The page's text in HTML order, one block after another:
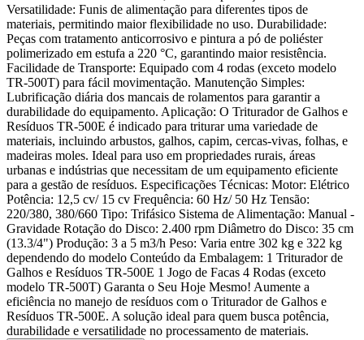
Versatilidade: Funis de alimentação para diferentes tipos de
materiais, permitindo maior flexibilidade no uso. Durabilidade:
Peças com tratamento anticorrosivo e pintura a pó de poliéster
polimerizado em estufa a 220 °C, garantindo maior resistência.
Facilidade de Transporte: Equipado com 4 rodas (exceto modelo
TR-500T) para fácil movimentação. Manutenção Simples:
Lubrificação diária dos mancais de rolamentos para garantir a
durabilidade do equipamento. Aplicação: O Triturador de Galhos e
Resíduos TR-500E é indicado para triturar uma variedade de
materiais, incluindo arbustos, galhos, capim, cercas-vivas, folhas, e
madeiras moles. Ideal para uso em propriedades rurais, áreas
urbanas e indústrias que necessitam de um equipamento eficiente
para a gestão de resíduos. Especificações Técnicas: Motor: Elétrico
Potência: 12,5 cv/ 15 cv Frequência: 60 Hz/ 50 Hz Tensão:
220/380, 380/660 Tipo: Trifásico Sistema de Alimentação: Manual -
Gravidade Rotação do Disco: 2.400 rpm Diâmetro do Disco: 35 cm
(13.3/4") Produção: 3 a 5 m3/h Peso: Varia entre 302 kg e 322 kg
dependendo do modelo Conteúdo da Embalagem: 1 Triturador de
Galhos e Resíduos TR-500E 1 Jogo de Facas 4 Rodas (exceto
modelo TR-500T) Garanta o Seu Hoje Mesmo! Aumente a
eficiência no manejo de resíduos com o Triturador de Galhos e
Resíduos TR-500E. A solução ideal para quem busca potência,
durabilidade e versatilidade no processamento de materiais.